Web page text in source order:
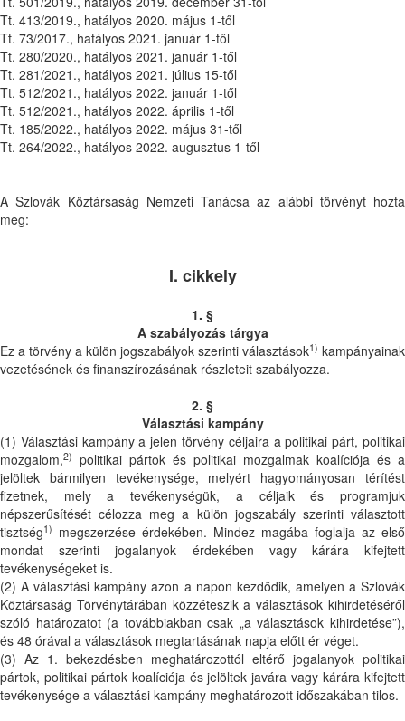
Tt. 413/2019., hatályos 2020. május 1-től
Tt. 73/2017., hatályos 2021. január 1-től
Tt. 280/2020., hatályos 2021. január 1-től
Tt. 281/2021., hatályos 2021. július 15-től
Tt. 512/2021., hatályos 2022. január 1-től
Tt. 512/2021., hatályos 2022. április 1-től
Tt. 185/2022., hatályos 2022. május 31-től
Tt. 264/2022., hatályos 2022. augusztus 1-től
A Szlovák Köztársaság Nemzeti Tanácsa az alábbi törvényt hozta
meg:
I. cikkely
1. §
A szabályozás tárgya
Ez a törvény a külön jogszabályok szerinti választások1) kampányainak
vezetésének és finanszírozásának részleteit szabályozza.
2. §
Választási kampány
(1) Választási kampány a jelen törvény céljaira a politikai párt, politikai
mozgalom,2) politikai pártok és politikai mozgalmak koalíciója és a
jelöltek bármilyen tevékenysége, melyért hagyományosan térítést
fizetnek, mely a tevékenységük, a céljaik és programjuk
népszerűsítését célozza meg a külön jogszabály szerinti választott
tisztség1) megszerzése érdekében. Mindez magába foglalja az első
mondat szerinti jogalanyok érdekében vagy kárára kifejtett
tevékenységeket is.
(2) A választási kampány azon a napon kezdődik, amelyen a Szlovák
Köztársaság Törvénytárában közzéteszik a választások kihirdetéséről
szóló határozatot (a továbbiakban csak „a választások kihirdetése”),
és 48 órával a választások megtartásának napja előtt ér véget.
(3) Az 1. bekezdésben meghatározottól eltérő jogalanyok politikai
pártok, politikai pártok koalíciója és jelöltek javára vagy kárára kifejtett
tevékenysége a választási kampány meghatározott időszakában tilos.